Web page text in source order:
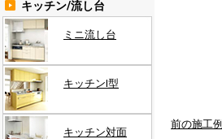
キッチン/流し台
ミニ流し台
キッチンI型
キッチン対面
前の施工例